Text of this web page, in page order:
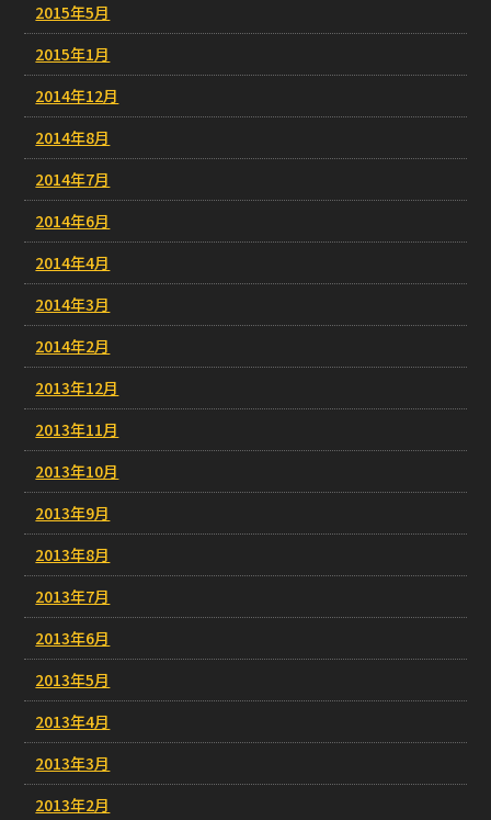
2015年5月
2015年1月
2014年12月
2014年8月
2014年7月
2014年6月
2014年4月
2014年3月
2014年2月
2013年12月
2013年11月
2013年10月
2013年9月
2013年8月
2013年7月
2013年6月
2013年5月
2013年4月
2013年3月
2013年2月